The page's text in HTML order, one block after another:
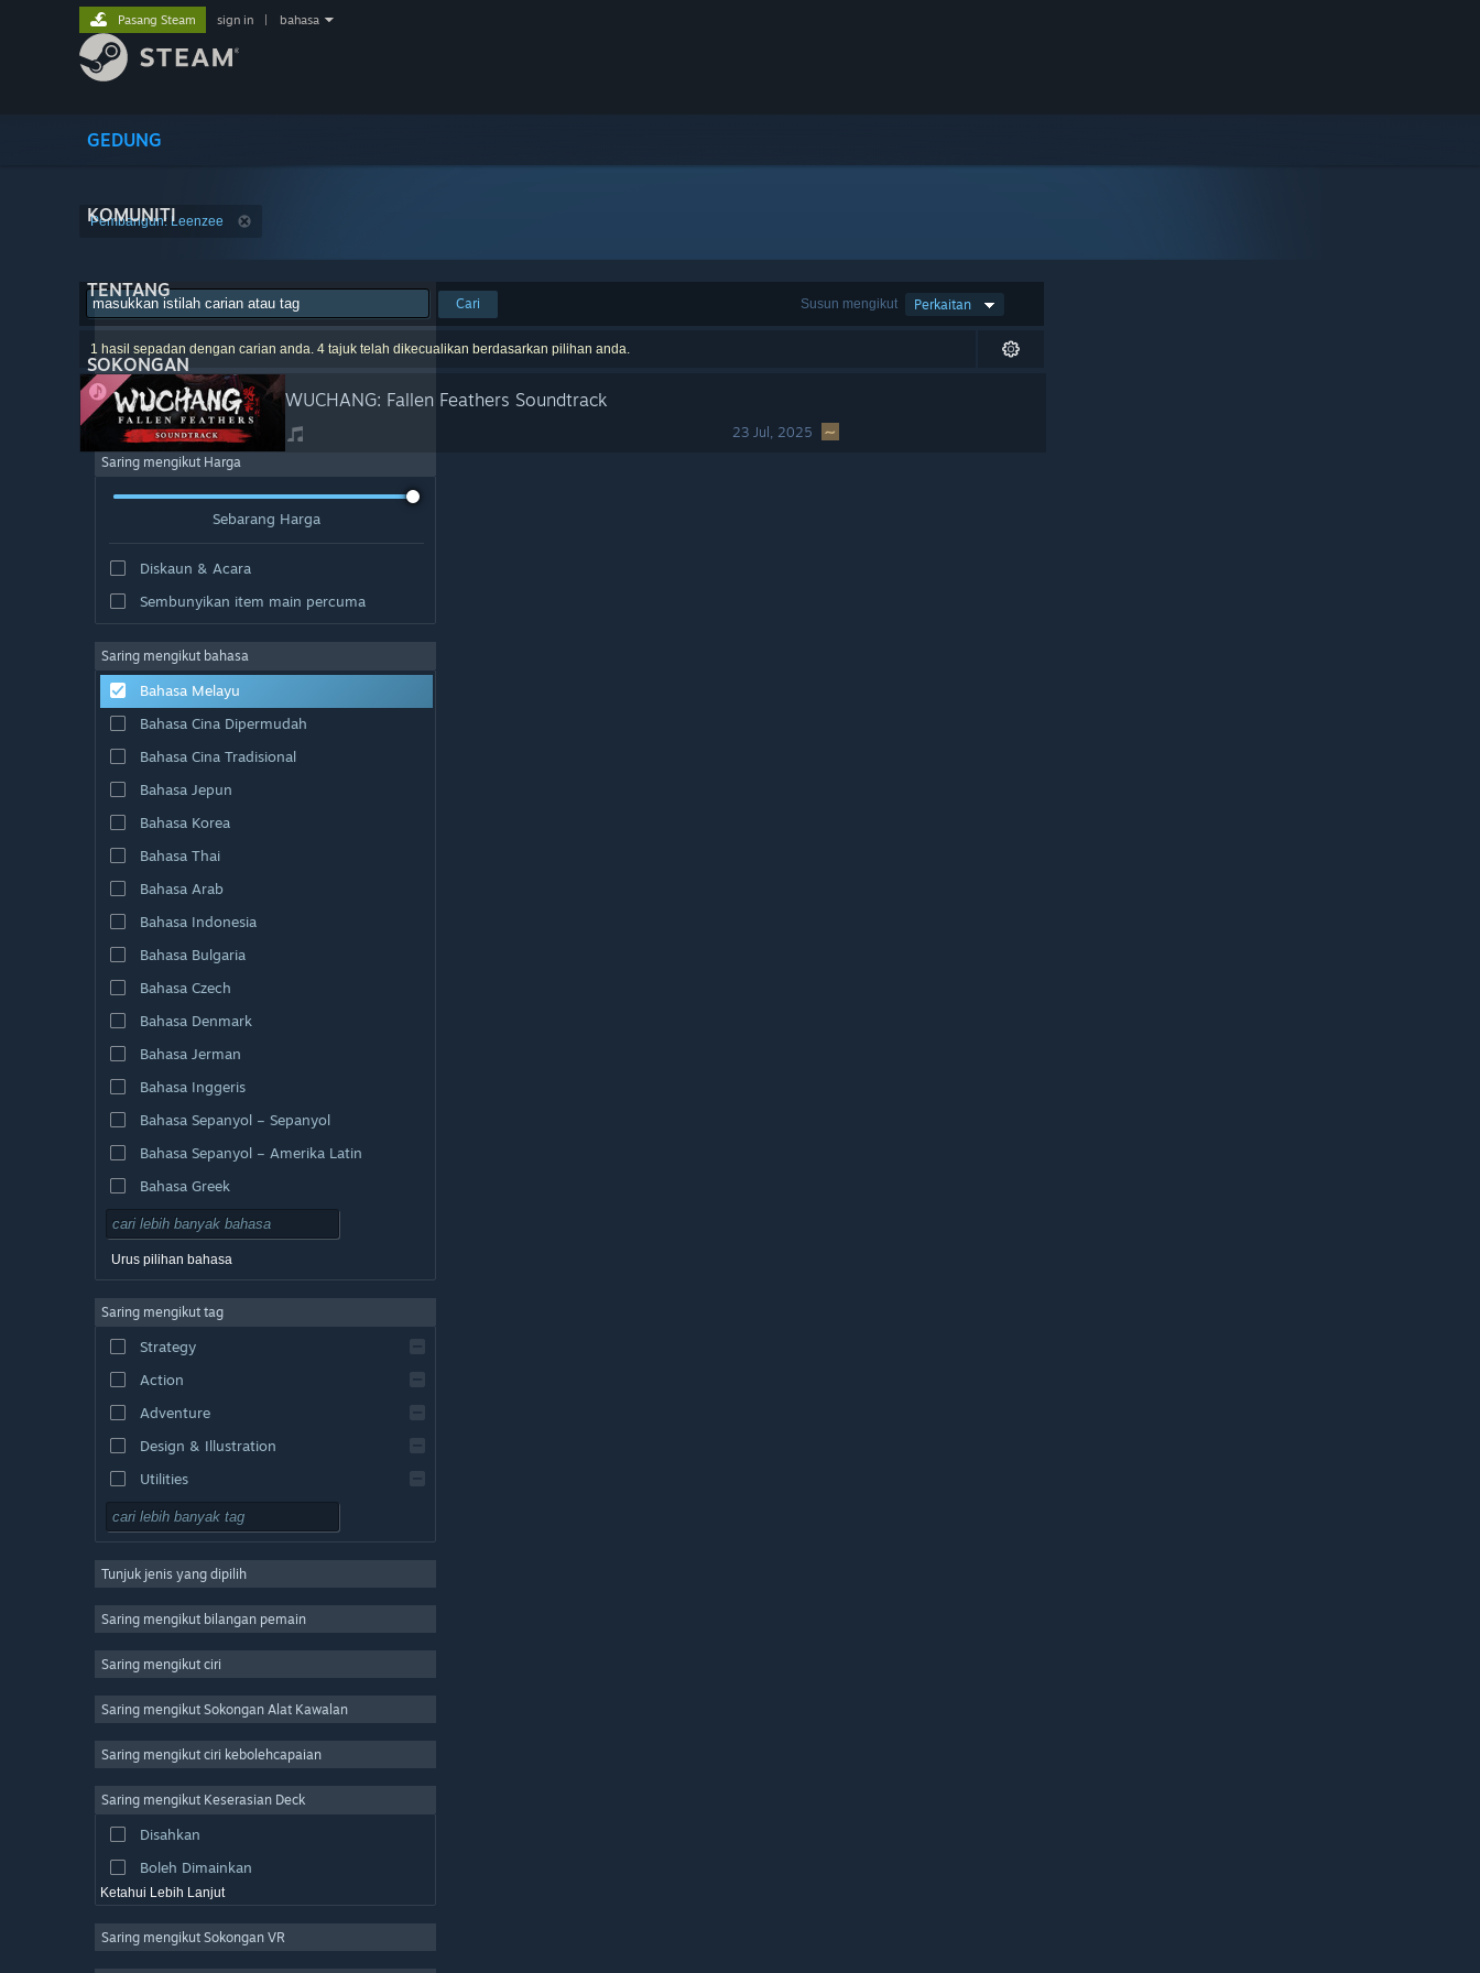
GEDUNG
KOMUNITI
TENTANG
SOKONGAN
Pasang Steam sign in bahasa
Pembangun: Leenzee
Susun mengikut Perkaitan
Cari
1 hasil sepadan dengan carian anda. 4 tajuk telah dikecualikan berdasarkan pilihan anda.
WUCHANG: Fallen Feathers Soundtrack
23 Jul, 2025
Saring mengikut Harga
Sebarang Harga
Diskaun & Acara
Sembunyikan item main percuma
Saring mengikut bahasa
Bahasa Melayu
Bahasa Cina Dipermudah
Bahasa Cina Tradisional
Bahasa Jepun
Bahasa Korea
Bahasa Thai
Bahasa Arab
Bahasa Indonesia
Bahasa Bulgaria
Bahasa Czech
Bahasa Denmark
Bahasa Jerman
Bahasa Inggeris
Bahasa Sepanyol – Sepanyol
Bahasa Sepanyol – Amerika Latin
Bahasa Greek
Urus pilihan bahasa
Saring mengikut tag
Strategy
Action
Adventure
Design & Illustration
Utilities
Free to Play
Massively Multiplayer
Casual
Simulation
Video Production
Photo Editing
Tunjuk jenis yang dipilih
Saring mengikut bilangan pemain
Saring mengikut ciri
Saring mengikut Sokongan Alat Kawalan
Saring mengikut ciri kebolehcapaian
Saring mengikut Keserasian Deck
Disahkan
Boleh Dimainkan
Ketahui Lebih Lanjut
Saring mengikut Sokongan VR